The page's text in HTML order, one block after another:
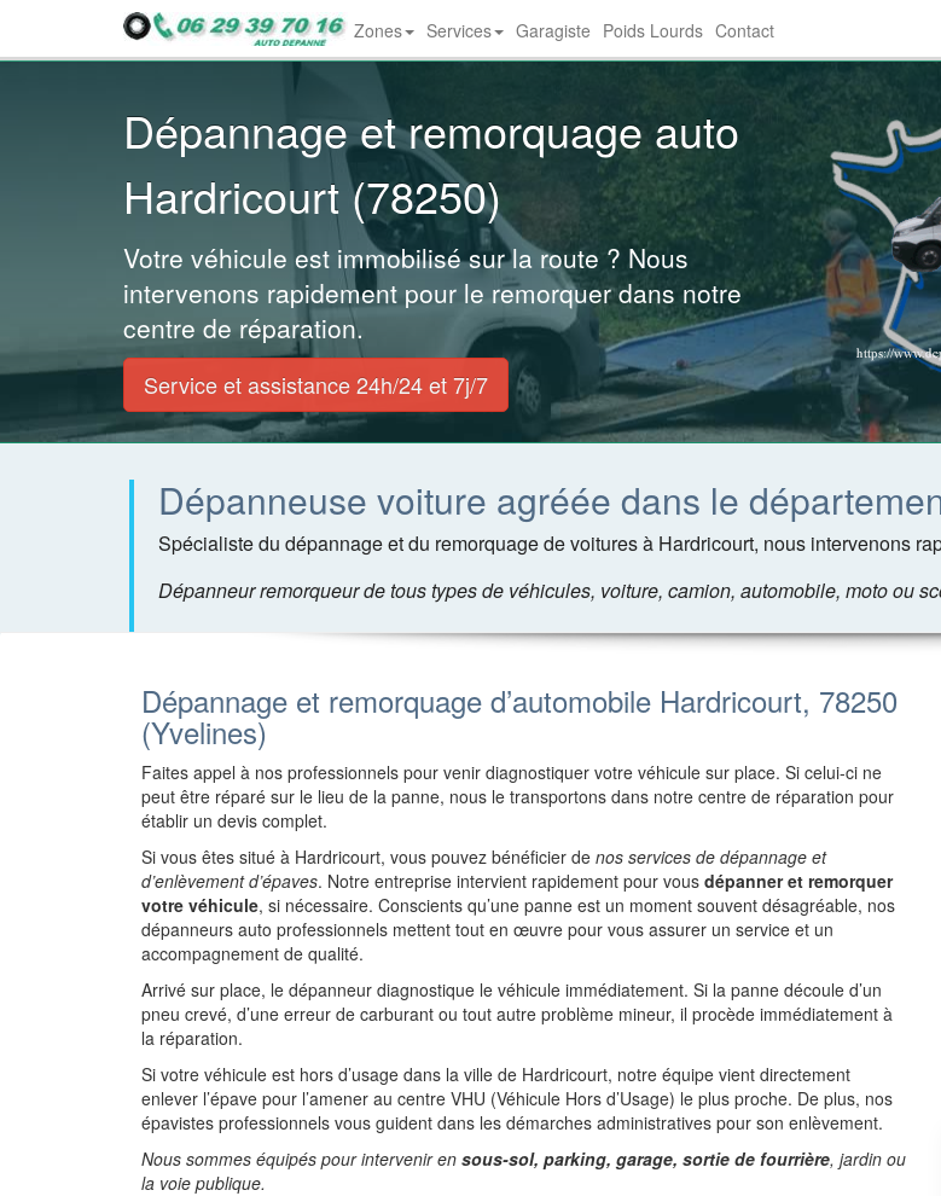
Zones Services Garagiste Poids Lourds Contact
Dépannage et remorquage auto
Hardricourt (78250)
Votre véhicule est immobilisé sur la route ? Nous
intervenons rapidement pour le remorquer dans notre
centre de réparation.
Service et assistance 24h/24 et 7j/7
Dépanneuse voiture agréée dans le
Spécialiste du dépannage et du remorquage de voitures à Hardricourt, nous intervenons
Dépanneur remorqueur de tous types de véhicules, voiture, camion, automobile, moto ou
Dépannage et remorquage d’automobile Hardricourt, 78250
(Yvelines)
Faites appel à nos professionnels pour venir diagnostiquer votre véhicule sur place. Si celui-ci ne
peut être réparé sur le lieu de la panne, nous le transportons dans notre centre de réparation pour
établir un devis complet.
Si vous êtes situé à Hardricourt, vous pouvez bénéficier de nos services de dépannage et
d’enlèvement d’épaves. Notre entreprise intervient rapidement pour vous dépanner et remorquer
votre véhicule, si nécessaire. Conscients qu’une panne est un moment souvent désagréable, nos
dépanneurs auto professionnels mettent tout en œuvre pour vous assurer un service et un
accompagnement de qualité.
Arrivé sur place, le dépanneur diagnostique le véhicule immédiatement. Si la panne découle d’un
pneu crevé, d’une erreur de carburant ou tout autre problème mineur, il procède immédiatement à
la réparation.
Si votre véhicule est hors d’usage dans la ville de Hardricourt, notre équipe vient directement
enlever l’épave pour l’amener au centre VHU (Véhicule Hors d’Usage) le plus proche. De plus, nos
épavistes professionnels vous guident dans les démarches administratives pour son enlèvement.
Nous sommes équipés pour intervenir en sous-sol, parking, garage, sortie de fourrière, jardin ou
la voie publique.